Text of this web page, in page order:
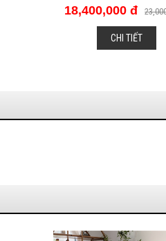
20,000,000 đ
CHI TIẾT